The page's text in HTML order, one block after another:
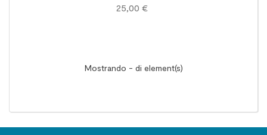
25,00 €
Mostrando - di element(s)